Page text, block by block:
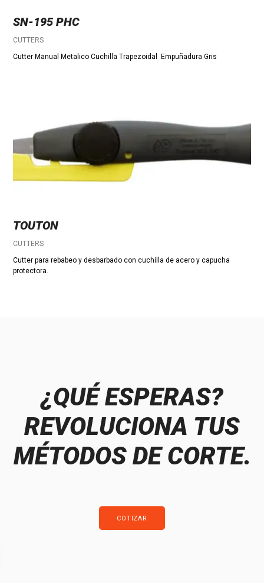
SN-195 PHC
CUTTERS
Cutter Manual Metalico Cuchilla Trapezoidal Empuñadura Gris
TOUTON
CUTTERS
Cutter para rebabeo y desbarbado con cuchilla de acero y capucha
protectora.
¿QUÉ ESPERAS?
REVOLUCIONA TUS
MÉTODOS DE CORTE.
COTIZAR